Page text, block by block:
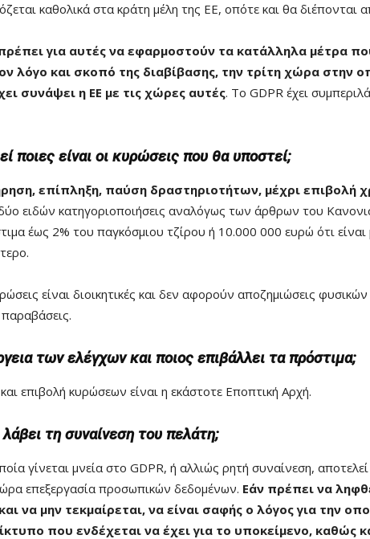
καθολικά στα κράτη μέλη της ΕΕ, οπότε και θα διέπονται
για αυτές να εφαρμοστούν τα κατάλληλα μέτρα
λόγο και σκοπό της διαβίβασης, την τρίτη χώρα στην
συνάψει η EE με τις χώρες αυτές. Το GDPR έχει
ποιες είναι οι κυρώσεις που θα υποστεί;
επίπληξη, παύση δραστηριοτήτων, μέχρι επιβολή
δύο ειδών κατηγοριοποιήσεις αναλόγως των άρθρων του
έως 2% του παγκόσμιου τζίρου ή 10.000 000 ευρώ ότι
είναι διοικητικές και δεν αφορούν αποζημιώσεις
των ελέγχων και ποιος επιβάλλει τα πρόστιμα;
επιβολή κυρώσεων είναι η εκάστοτε Εποπτική Αρχή.
τη συναίνεση του πελάτη;
γίνεται μνεία στο GDPR, ή αλλιώς ρητή συναίνεση,
επεξεργασία προσωπικών δεδομένων. Εάν πρέπει να
να μην τεκμαίρεται, να είναι σαφής ο λόγος για την
που ενδέχεται να έχει για το υποκείμενο, καθώς